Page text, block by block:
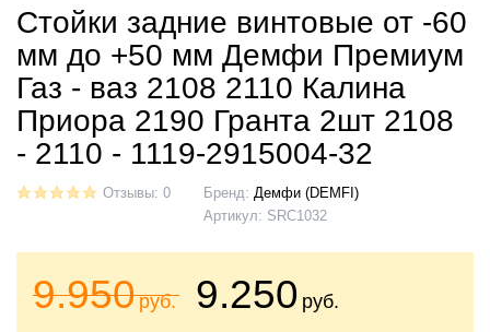
Стойки задние винтовые от -60
мм до +50 мм Демфи Премиум
Газ - ваз 2108 2110 Калина
Приора 2190 Гранта 2шт 2108
- 2110 - 1119-2915004-32
Отзывы: 0 Бренд: Демфи (DEMFI)
Артикул: SRC1032
9.950руб. 9.250 руб.